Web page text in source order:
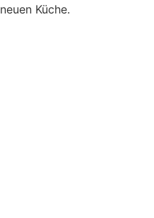
neuen Küche.